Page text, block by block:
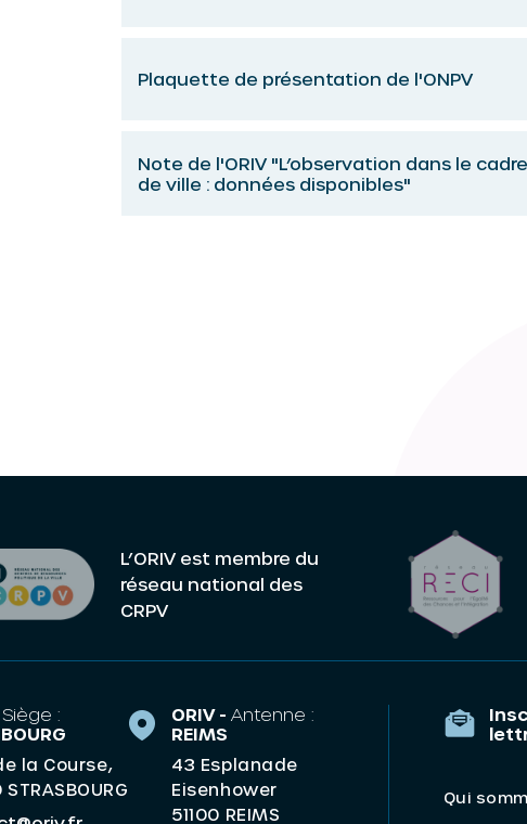
Plaquette de présentation de l'ONPV
Note de l'ORIV "L’observation dans le
de ville : données disponibles"
L’ORIV est membre du
réseau national des
CRPV
Siège :
la Course,
ORIV -Antenne :
REIMS
43 Esplanade
Eisenhower
51100 REIMS
Qui